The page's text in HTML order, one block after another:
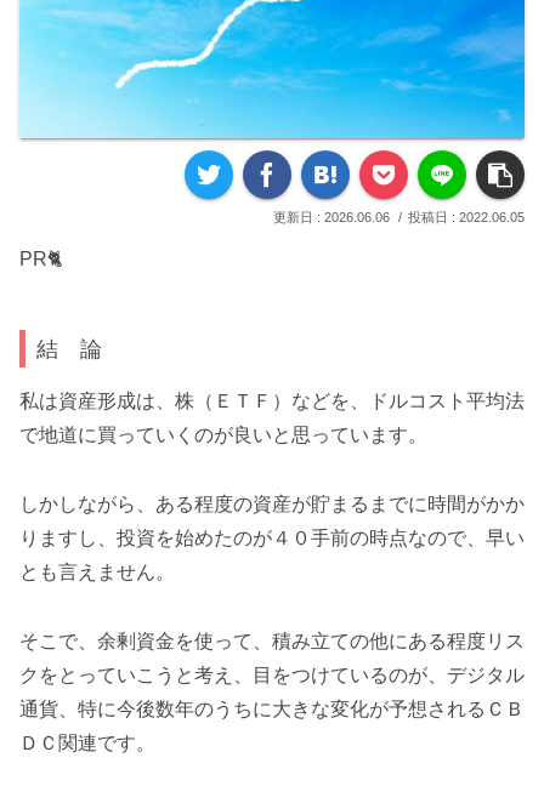
2026.06.06 2022.06.05
PR🐈
結 論
私は資産形成は、株（ＥＴＦ）などを、ドルコスト平均法
で地道に買っていくのが良いと思っています。
しかしながら、ある程度の資産が貯まるまでに時間がかか
りますし、投資を始めたのが４０手前の時点なので、早い
とも言えません。
そこで、余剰資金を使って、積み立ての他にある程度リス
クをとっていこうと考え、目をつけているのが、デジタル
通貨、特に今後数年のうちに大きな変化が予想されるＣＢ
ＤＣ関連です。